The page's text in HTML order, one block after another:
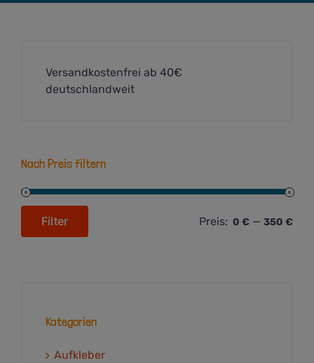
Versandkostenfrei ab 40€
deutschlandweit
Nach Preis filtern
Max.
Filter Preis: 0 € — 350 €
Kategorien
Aufkleber